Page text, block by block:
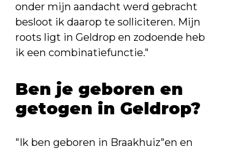
onder mijn aandacht werd gebracht
besloot ik daarop te solliciteren. Mijn
roots ligt in Geldrop en zodoende heb
ik een combinatiefunctie."
Ben je geboren en
getogen in Geldrop?
"Ik ben geboren in Braakhuiz"en en